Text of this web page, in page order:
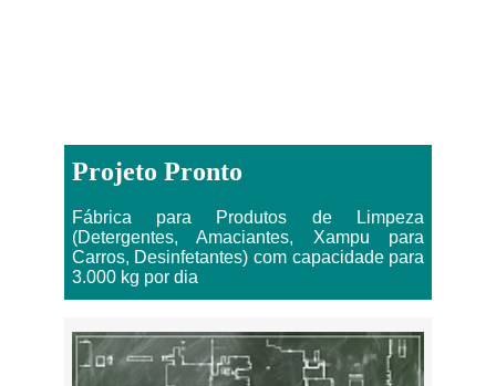
Projeto Pronto
Fábrica para Produtos de Limpeza
(Detergentes, Amaciantes, Xampu para
Carros, Desinfetantes) com capacidade para
3.000 kg por dia